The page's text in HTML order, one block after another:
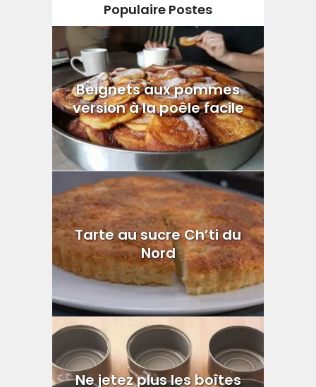
Populaire Postes
Beignets aux pommes
version à la poêle facile
Tarte au sucre Ch’ti du
Nord
Ne jetez plus les boîtes